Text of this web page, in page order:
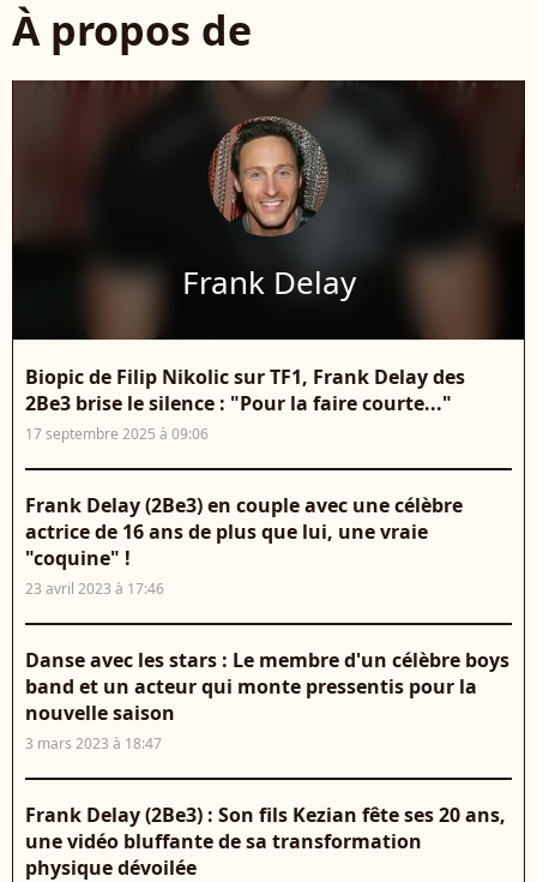
À propos de
Frank Delay
Biopic de Filip Nikolic sur TF1, Frank Delay des
2Be3 brise le silence : "Pour la faire courte..."
17 septembre 2025 à 09:06
Frank Delay (2Be3) en couple avec une célèbre
actrice de 16 ans de plus que lui, une vraie
"coquine" !
23 avril 2023 à 17:46
Danse avec les stars : Le membre d'un célèbre boys
band et un acteur qui monte pressentis pour la
nouvelle saison
3 mars 2023 à 18:47
Frank Delay (2Be3) : Son fils Kezian fête ses 20 ans,
une vidéo bluffante de sa transformation
physique dévoilée